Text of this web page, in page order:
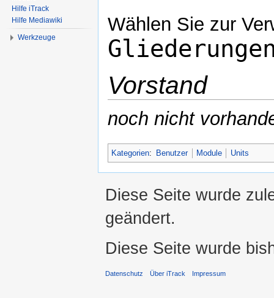
Wählen Sie zur
Vorstand
noch nicht
Kategorien: Benutzer Module Units
Hilfe iTrack
Hilfe Mediawiki
Werkzeuge
Diese Seite wurde
geändert.
Diese Seite wurde
Datenschutz Über iTrack Impressum